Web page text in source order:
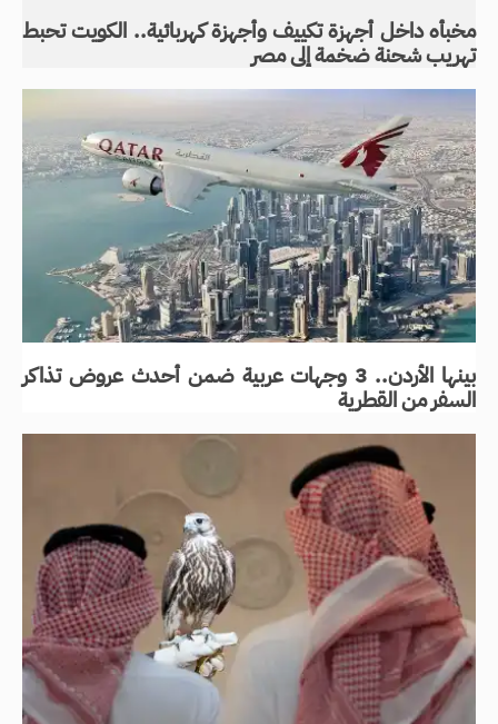
مخبأه داخل أجهزة تكييف وأجهزة كهربائية.. الكويت تحبط
تهريب شحنة ضخمة إلى مصر
بينها الأردن.. 3 وجهات عربية ضمن أحدث عروض تذاكر
السفر من القطرية